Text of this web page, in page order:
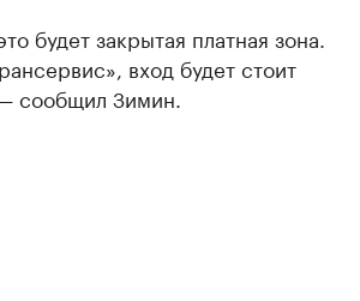
будет закрытая платная зона.
вход будет стоит
сообщил Зимин.